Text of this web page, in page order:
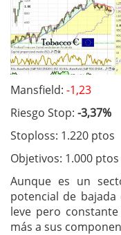
Mansfield: -1,23
Riesgo Stop: -3,37%
Stoploss: 1.220 ptos
Objetivos: 1.000 ptos
Aunque es un
potencial de bajada
leve pero
más a sus